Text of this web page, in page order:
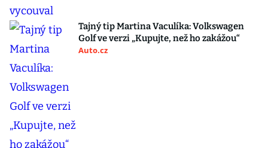
Tajný tip Martina Vaculíka: Volkswagen
Golf ve verzi „Kupujte, než ho zakážou“
Auto.cz